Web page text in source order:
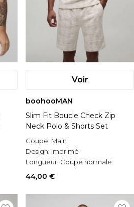
Voir
boohooMAN
Slim Fit Boucle Check Zip
Neck Polo & Shorts Set
Coupe: Main
Design: Imprimé
Longueur: Coupe normale
44,00 €